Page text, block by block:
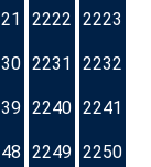
2222 2223
2231 2232
2240 2241
2249 2250